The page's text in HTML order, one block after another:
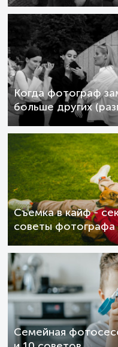
Когда фотограф
больше других
Съемка в кайф -
советы
Семейная